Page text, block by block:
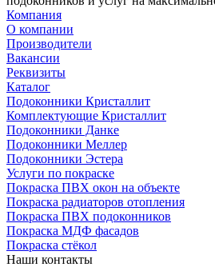
Компания
О компании
Производители
Вакансии
Реквизиты
Каталог
Подоконники Кристаллит
Комплектующие Кристаллит
Подоконники Данке
Подоконники Меллер
Подоконники Эстера
Услуги по покраске
Покраска ПВХ окон на объекте
Покраска радиаторов отопления
Покраска ПВХ подоконников
Покраска МДФ фасадов
Покраска стёкол
Наши контакты